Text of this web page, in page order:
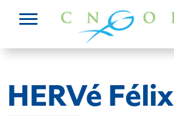
HERVé Félix